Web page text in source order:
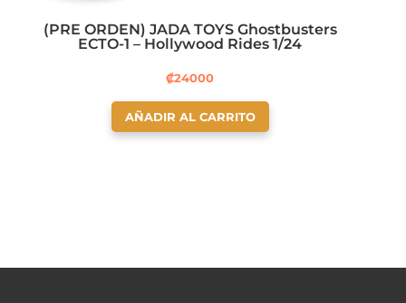
(PRE ORDEN) JADA TOYS Ghostbusters
ECTO-1 – Hollywood Rides 1/24
₡24000
AÑADIR AL CARRITO